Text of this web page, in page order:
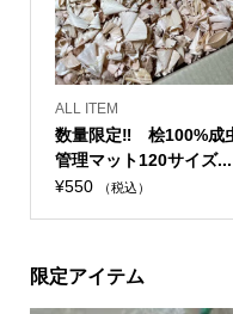
ALL ITEM
数量限定‼ 桧100%成
管理マット120サイズ...
¥550 （税込）
限定アイテム